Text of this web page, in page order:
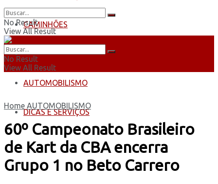
CAMINHÕES
ÔNIBUS
AUTOMOBILISMO
DICAS E SERVIÇOS
No Result
View All Result
No Result
View All Result
Home AUTOMOBILISMO
60º Campeonato Brasileiro
de Kart da CBA encerra
Grupo 1 no Beto Carrero